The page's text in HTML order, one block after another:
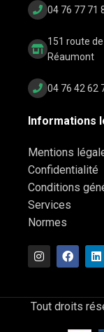
04 76 77 71
151 route
Réaumont
04 76 42 62
Informations
Mentions
Confidentialité
Conditions
Services
Normes
Tout droits